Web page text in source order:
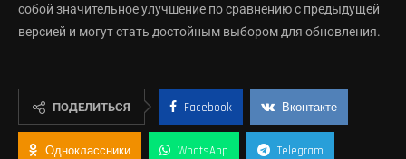
собой значительное улучшение по сравнению с предыдущей
версией и могут стать достойным выбором для обновления.
ПОДЕЛИТЬСЯ Facebook Вконтакте
Одноклассники WhatsApp Telegram